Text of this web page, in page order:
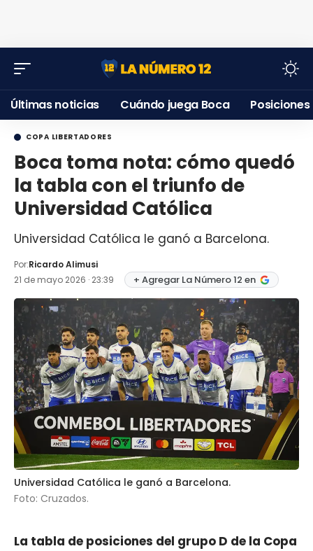
Últimas noticias Cuándo juega Boca Posiciones
COPA LIBERTADORES
Boca toma nota: cómo quedó
la tabla con el triunfo de
Universidad Católica
Universidad Católica le ganó a Barcelona.
Por:Ricardo Alimusi
21 de mayo 2026 · 23:39
+ Agregar La Número 12 en
Universidad Católica le ganó a Barcelona.
Foto: Cruzados.
La tabla de posiciones del grupo D de la Copa